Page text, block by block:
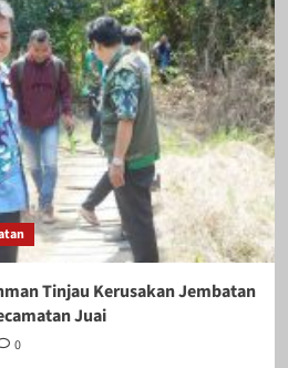
Tinjau Kerusakan Jembatan
Juai
0